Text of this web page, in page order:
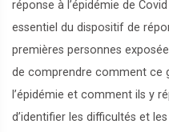
réponse à l’épidémie de
essentiel du dispositif de
premières personnes
de comprendre comment ce
l’épidémie et comment ils y
d’identifier les difficultés et